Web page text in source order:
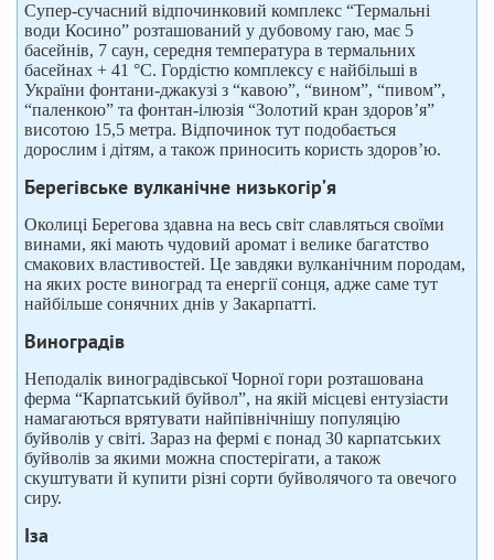
Супер-сучасний відпочинковий комплекс “Термальні
води Косино” розташований у дубовому гаю, має 5
басейнів, 7 саун, середня температура в термальних
басейнах + 41 °C. Гордістю комплексу є найбільші в
України фонтани-джакузі з “кавою”, “вином”, “пивом”,
“паленкою” та фонтан-ілюзія “Золотий кран здоров’я”
висотою 15,5 метра. Відпочинок тут подобається
дорослим і дітям, а також приносить користь здоров’ю.
Берегівське вулканічне низькогір’я
Околиці Берегова здавна на весь світ славляться своїми
винами, які мають чудовий аромат і велике багатство
смакових властивостей. Це завдяки вулканічним породам,
на яких росте виноград та енергії сонця, адже саме тут
найбільше сонячних днів у Закарпатті.
Виноградів
Неподалік виноградівської Чорної гори розташована
ферма “Карпатський буйвол”, на якій місцеві ентузіасти
намагаються врятувати найпівнічнішу популяцію
буйволів у світі. Зараз на фермі є понад 30 карпатських
буйволів за якими можна спостерігати, а також
скуштувати й купити різні сорти буйволячого та овечого
сиру.
Іза